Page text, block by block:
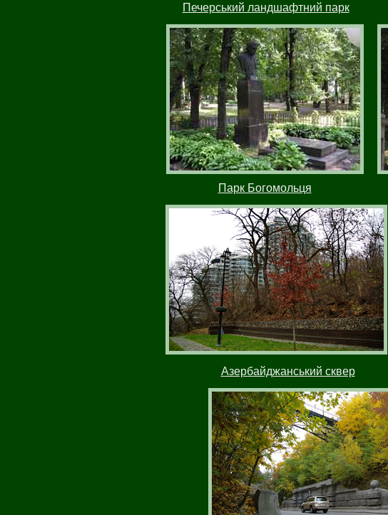
Печерський ландшафтний парк
Парк Богомольця
Азербайджанський сквер